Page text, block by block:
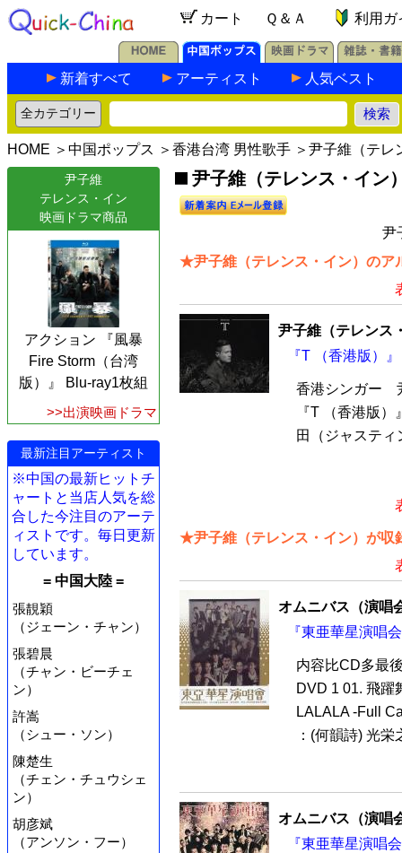
カート Ｑ＆Ａ 利用ガ
新着すべて アーティスト 人気ベスト
HOME ＞ 中国ポップス ＞ 香港台湾 男性歌手 ＞尹子維（テレ
尹子維
テレンス・イン
映画ドラマ商品
アクション 『風暴
Fire Storm（台湾
版）』 Blu-ray1枚組
>>出演映画ドラマ
最新注目アーティスト
※中国の最新ヒットチ
ャートと当店人気を総
合した今注目のアーテ
ィストです。毎日更新
しています。
= 中国大陸 =
張靚穎
（ジェーン・チャン）
張碧晨
（チャン・ビーチェ
ン）
許嵩
（シュー・ソン）
陳楚生
（チェン・チュウシェ
ン）
胡彦斌
（アンソン・フー）
尹子維（テレンス・イン
尹
★尹子維（テレンス・イン）のア
尹子維（テレンス
『T （香港版）
香港シンガー
『T （香港版
田（ジャステ
★尹子維（テレンス・イン）が収
オムニバス（演唱
『東亜華星演唱
内容比CD多最
DVD 1 01. 飛躍
LALALA -Full
：(何韻詩) 光栄
オムニバス（演唱
『東亜華星演唱